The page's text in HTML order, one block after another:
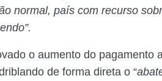
normal, país com recurso
o aumento do pagamento
de forma direta o “